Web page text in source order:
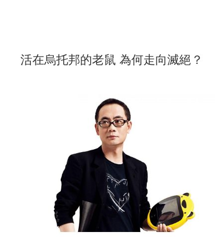
活在烏托邦的老鼠 為何走向滅絕？